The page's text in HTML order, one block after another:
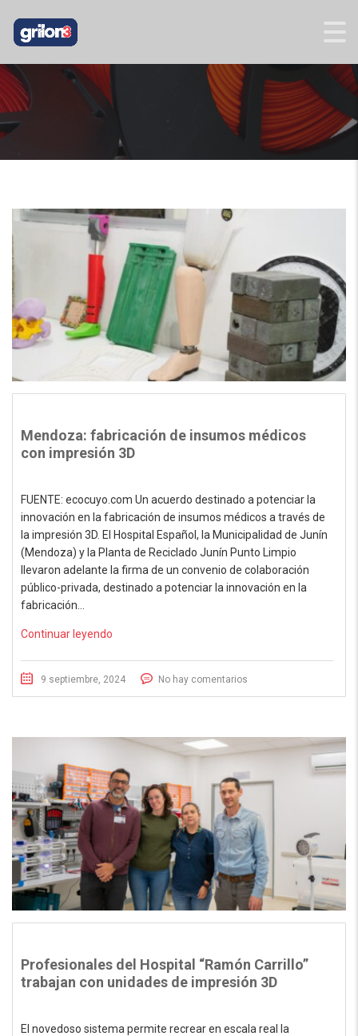
Mendoza: fabricación de insumos médicos
con impresión 3D
FUENTE: ecocuyo.com Un acuerdo destinado a potenciar la
innovación en la fabricación de insumos médicos a través de
la impresión 3D. El Hospital Español, la Municipalidad de Junín
(Mendoza) y la Planta de Reciclado Junín Punto Limpio
llevaron adelante la firma de un convenio de colaboración
público-privada, destinado a potenciar la innovación en la
fabricación…
Continuar leyendo
9 septiembre, 2024 No hay comentarios
Profesionales del Hospital “Ramón Carrillo”
trabajan con unidades de impresión 3D
El novedoso sistema permite recrear en escala real la